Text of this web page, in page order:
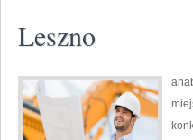
Leszno